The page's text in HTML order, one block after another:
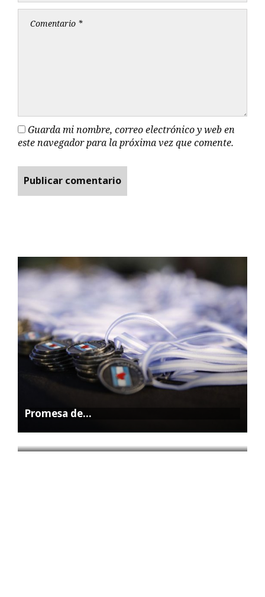
Guarda mi nombre, correo electrónico y web en
este navegador para la próxima vez que comente.
Promesa de…